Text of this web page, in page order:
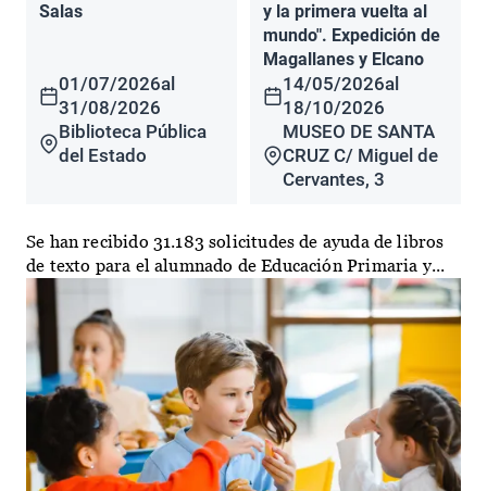
Salas
01/07/2026al
31/08/2026
Biblioteca Pública
del Estado
y la primera vuelta al
mundo". Expedición de
Magallanes y Elcano
14/05/2026al
18/10/2026
MUSEO DE SANTA
CRUZ C/ Miguel de
Cervantes, 3
Se han recibido 31.183 solicitudes de ayuda de libros
de texto para el alumnado de Educación Primaria y...